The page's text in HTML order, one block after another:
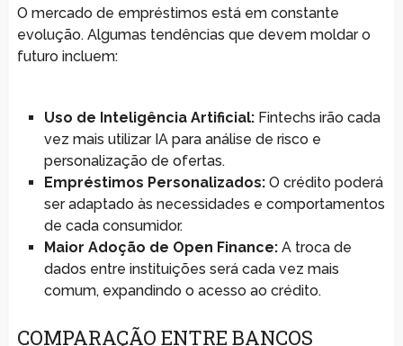
O mercado de empréstimos está em constante
evolução. Algumas tendências que devem moldar o
futuro incluem:
Uso de Inteligência Artificial:Fintechs irão cada
vez mais utilizar IA para análise de risco e
personalização de ofertas.
Empréstimos Personalizados:O crédito poderá
ser adaptado às necessidades e comportamentos
de cada consumidor.
Maior Adoção de Open Finance:A troca de
dados entre instituições será cada vez mais
comum, expandindo o acesso ao crédito.
COMPARAÇÃO ENTRE BANCOS